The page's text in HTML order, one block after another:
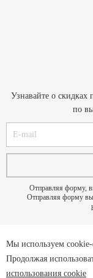
Узнавайте о
по
Отправляя форму,
Отправляя форму вы
Мы используем
Продолжая
использования cookie